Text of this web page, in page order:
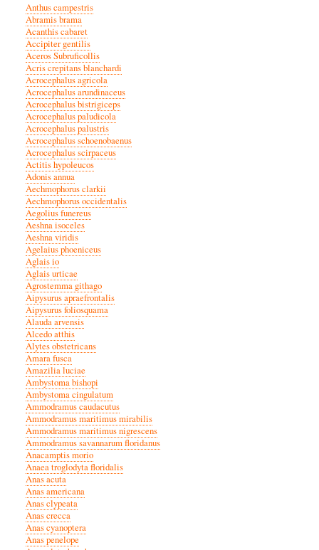
Anthus campestris
Abramis brama
Acanthis cabaret
Accipiter gentilis
Aceros Subruficollis
Acris crepitans blanchardi
Acrocephalus agricola
Acrocephalus arundinaceus
Acrocephalus bistrigiceps
Acrocephalus paludicola
Acrocephalus palustris
Acrocephalus schoenobaenus
Acrocephalus scirpaceus
Actitis hypoleucos
Adonis annua
Aechmophorus clarkii
Aechmophorus occidentalis
Aegolius funereus
Aeshna isoceles
Aeshna viridis
Agelaius phoeniceus
Aglais io
Aglais urticae
Agrostemma githago
Aipysurus apraefrontalis
Aipysurus foliosquama
Alauda arvensis
Alcedo atthis
Alytes obstetricans
Amara fusca
Amazilia luciae
Ambystoma bishopi
Ambystoma cingulatum
Ammodramus caudacutus
Ammodramus maritimus mirabilis
Ammodramus maritimus nigrescens
Ammodramus savannarum floridanus
Anacamptis morio
Anaea troglodyta floridalis
Anas acuta
Anas americana
Anas clypeata
Anas crecca
Anas cyanoptera
Anas penelope